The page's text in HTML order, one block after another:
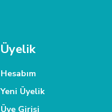
Üyelik
Hesabım
Yeni Üyelik
Üye Girişi